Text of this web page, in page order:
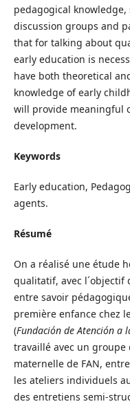
pedagogical
discussion groups and
that for talking about
early education is
have both theoretical
knowledge of early
will provide meaningful
development.
Keywords
Early education,
agents.
Résumé
On a réalisé une étude
qualitatif, avec
entre savoir
première enfance chez
(Fundación de Atención a
travaillé avec un groupe
maternelle de FAN,
les ateliers individuels
des entretiens semi-